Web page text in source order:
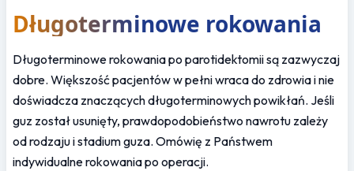
Długoterminowe rokowania
Długoterminowe rokowania po parotidektomii są zazwyczaj
dobre. Większość pacjentów w pełni wraca do zdrowia i nie
doświadcza znaczących długoterminowych powikłań. Jeśli
guz został usunięty, prawdopodobieństwo nawrotu zależy
od rodzaju i stadium guza. Omówię z Państwem
indywidualne rokowania po operacji.